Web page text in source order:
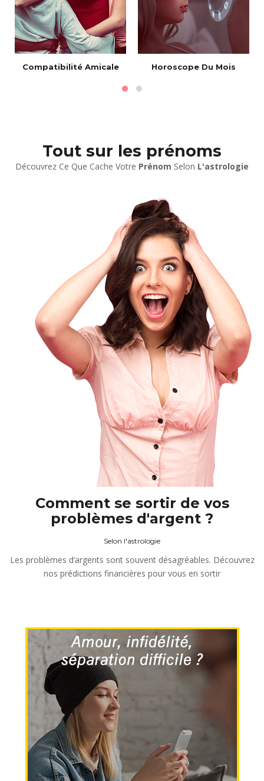
Compatibilité Amicale Horoscope Du Mois
Tout sur les prénoms
Découvrez Ce Que Cache Votre Prénom Selon L'astrologie
Comment se sortir de vos
problèmes d'argent ?
Selon l'astrologie
Les problèmes d’argents sont souvent désagréables. Découvrez
nos prédictions financières pour vous en sortir